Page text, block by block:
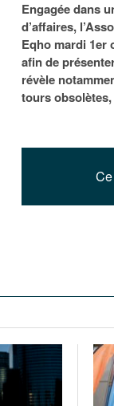
Engagée dans
d’affaires,
Eqho mardi 1er
afin de
révèle
tours